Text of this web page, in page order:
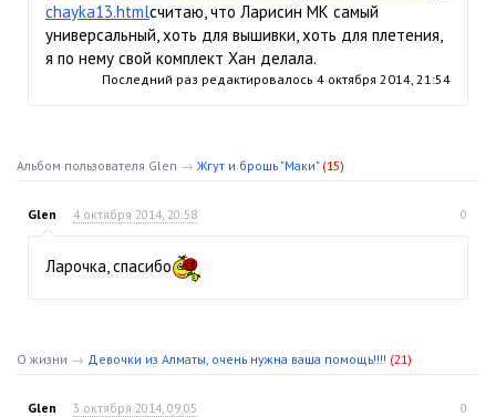
chayka13.htmlсчитаю, что Ларисин МК самый
универсальный, хоть для вышивки, хоть для плетения,
я по нему свой комплект Хан делала.
Последний раз редактировалось 4 октября 2014, 21:54
Альбом пользователя Glen → Жгут и брошь "Маки" (15)
Glen 4 октября 2014, 20:58 0
Ларочка, спасибо
О жизни → Девочки из Алматы, очень нужна ваша помощь!!!! (21)
Glen 3 октября 2014, 09:05 0